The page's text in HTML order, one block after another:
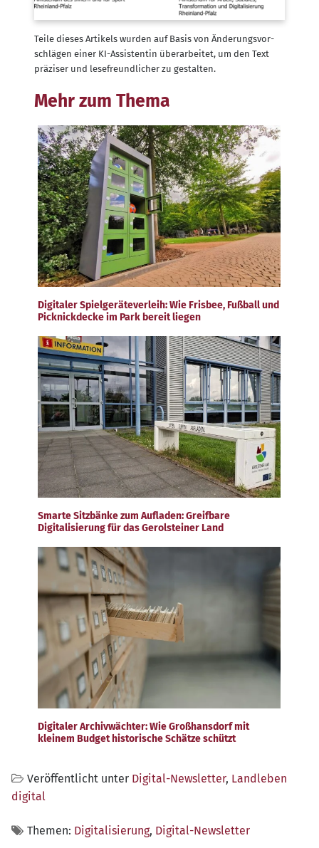
Tei­le die­ses Arti­kels wur­den auf Basis von Ände­rungs­vor­
schlä­gen einer KI-Assis­ten­tin über­ar­bei­tet, um den Text
prä­zi­ser und lese­freund­li­cher zu gestalten.
Mehr zum Thema
Digitaler Spielgeräteverleih: Wie Frisbee, Fußball und
Picknickdecke im Park bereit liegen
Smarte Sitzbänke zum Aufladen: Greifbare
Digitalisierung für das Gerolsteiner Land
Digitaler Archivwächter: Wie Großhansdorf mit
kleinem Budget historische Schätze schützt
Veröffentlicht unter Digital-Newsletter, Landleben
digital
Themen: Digitalisierung, Digital-Newsletter